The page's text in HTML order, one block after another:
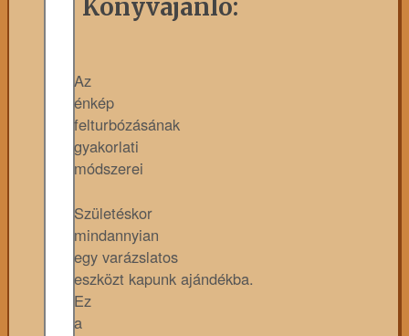
Könyvajánló:
Az
énkép
felturbózásának
gyakorlati
módszerei
Születéskor
mindannyian
egy varázslatos
eszközt kapunk ajándékba.
Ez
a